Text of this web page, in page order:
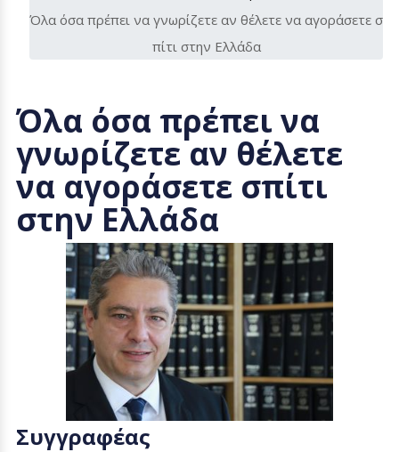
Όλα όσα πρέπει να γνωρίζετε αν θέλετε να αγοράσετε σ
πίτι στην Ελλάδα
Όλα όσα πρέπει να
γνωρίζετε αν θέλετε
να αγοράσετε σπίτι
στην Ελλάδα
Συγγραφέας